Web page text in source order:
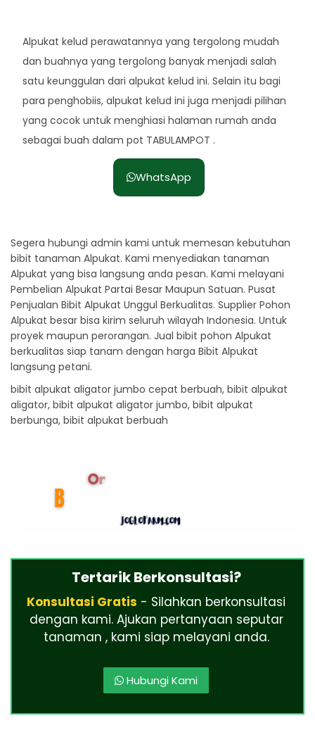
Alpukat kelud perawatannya yang tergolong mudah
dan buahnya yang tergolong banyak menjadi salah
satu keunggulan dari alpukat kelud ini. Selain itu bagi
para penghobiis, alpukat kelud ini juga menjadi pilihan
yang cocok untuk menghiasi halaman rumah anda
sebagai buah dalam pot TABULAMPOT .
WhatsApp
Segera hubungi admin kami untuk memesan kebutuhan
bibit tanaman Alpukat. Kami menyediakan tanaman
Alpukat yang bisa langsung anda pesan. Kami melayani
Pembelian Alpukat Partai Besar Maupun Satuan. Pusat
Penjualan Bibit Alpukat Unggul Berkualitas. Supplier Pohon
Alpukat besar bisa kirim seluruh wilayah Indonesia. Untuk
proyek maupun perorangan. Jual bibit pohon Alpukat
berkualitas siap tanam dengan harga Bibit Alpukat
langsung petani.
bibit alpukat aligator jumbo cepat berbuah, bibit alpukat
aligator, bibit alpukat aligator jumbo, bibit alpukat
berbunga, bibit alpukat berbuah
Tertarik Berkonsultasi?
Konsultasi Gratis - Silahkan berkonsultasi
dengan kami. Ajukan pertanyaan seputar
tanaman , kami siap melayani anda.
Hubungi Kami